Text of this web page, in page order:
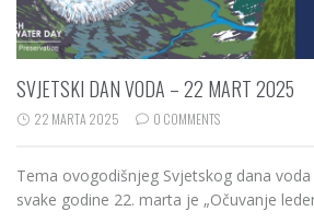
SVJETSKI DAN VODA – 22 MART 2025
22 MARTA 2025 0 COMMENTS
Tema ovogodišnjeg Svjetskog dana
svake godine 22. marta je „Očuvanje